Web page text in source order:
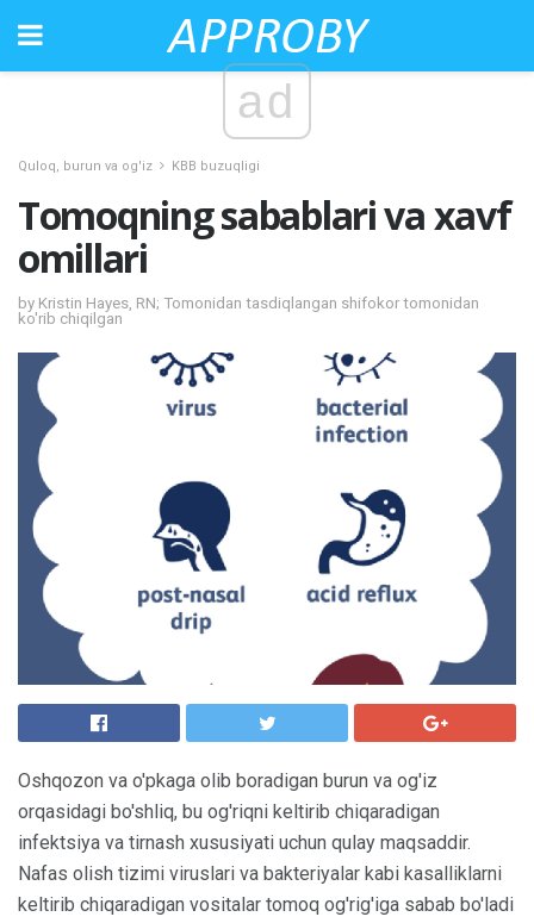
ad
Quloq, burun va og'iz KBB buzuqligi
Tomoqning sabablari va xavf
omillari
by Kristin Hayes, RN; Tomonidan tasdiqlangan shifokor tomonidan
ko'rib chiqilgan
Oshqozon va o'pkaga olib boradigan burun va og'iz
orqasidagi bo'shliq, bu og'riqni keltirib chiqaradigan
infektsiya va tirnash xususiyati uchun qulay maqsaddir.
Nafas olish tizimi viruslari va bakteriyalar kabi kasalliklarni
keltirib chiqaradigan vositalar tomoq og'rig'iga sabab bo'ladi